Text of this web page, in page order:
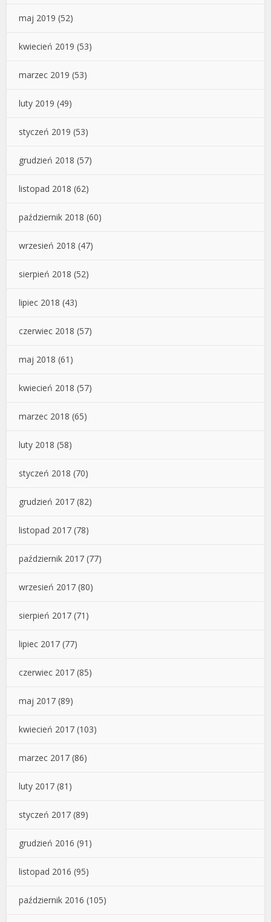
maj 2019 (52)
kwiecień 2019 (53)
marzec 2019 (53)
luty 2019 (49)
styczeń 2019 (53)
grudzień 2018 (57)
listopad 2018 (62)
październik 2018 (60)
wrzesień 2018 (47)
sierpień 2018 (52)
lipiec 2018 (43)
czerwiec 2018 (57)
maj 2018 (61)
kwiecień 2018 (57)
marzec 2018 (65)
luty 2018 (58)
styczeń 2018 (70)
grudzień 2017 (82)
listopad 2017 (78)
październik 2017 (77)
wrzesień 2017 (80)
sierpień 2017 (71)
lipiec 2017 (77)
czerwiec 2017 (85)
maj 2017 (89)
kwiecień 2017 (103)
marzec 2017 (86)
luty 2017 (81)
styczeń 2017 (89)
grudzień 2016 (91)
listopad 2016 (95)
październik 2016 (105)